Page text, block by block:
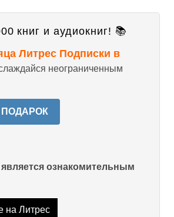
книг и аудиокниг! 📚
Литрес Подписки в
неограниченным
ПОДАРОК
ознакомительным
на Литрес